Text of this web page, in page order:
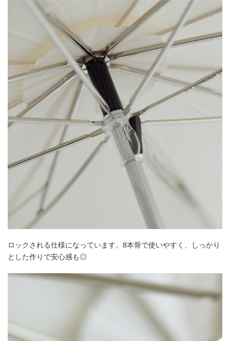
ロックされる仕様になっています。8本骨で使いやすく、しっかり
とした作りで安心感も◎